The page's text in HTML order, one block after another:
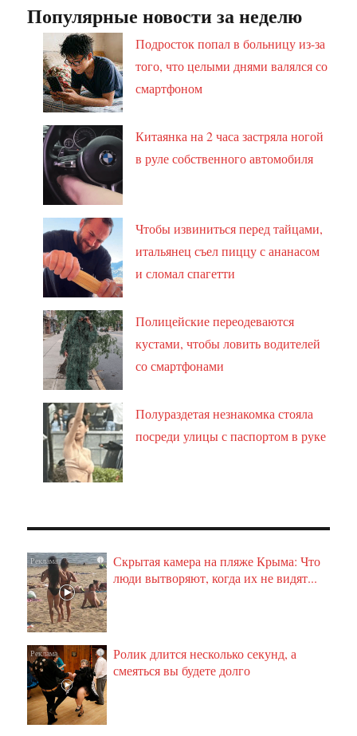
Популярные новости за неделю
Подросток попал в больницу из-за
того, что целыми днями валялся со
смартфоном
Китаянка на 2 часа застряла ногой
в руле собственного автомобиля
Чтобы извиниться перед тайцами,
итальянец съел пиццу с ананасом
и сломал спагетти
Полицейские переодеваются
кустами, чтобы ловить водителей
со смартфонами
Полураздетая незнакомка стояла
посреди улицы с паспортом в руке
i
Скрытая камера на пляже Крыма: Что
люди вытворяют, когда их не видят...
i
Ролик длится несколько секунд, а
смеяться вы будете долго